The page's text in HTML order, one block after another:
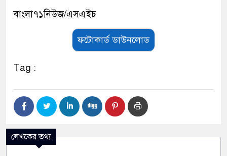
বাংলা৭১নিউজ/এসএইচ
ফটোকার্ড ডাউনলোড
Tag :
লেখকের তথ্য